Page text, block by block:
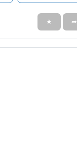
★ ➦